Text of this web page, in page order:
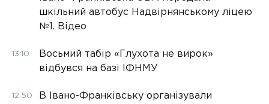
шкільний автобус Надвірнянському ліцею
№1. Відео
13:10
Восьмий табір «Глухота не вирок»
відбувся на базі ІФНМУ
12:50 В Івано-Франківську організували